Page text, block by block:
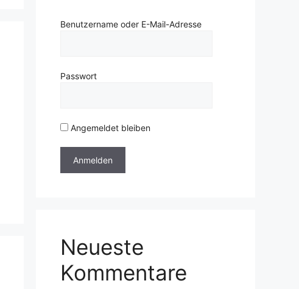
Benutzername oder E-Mail-Adresse
Passwort
Angemeldet bleiben
Neueste
Kommentare